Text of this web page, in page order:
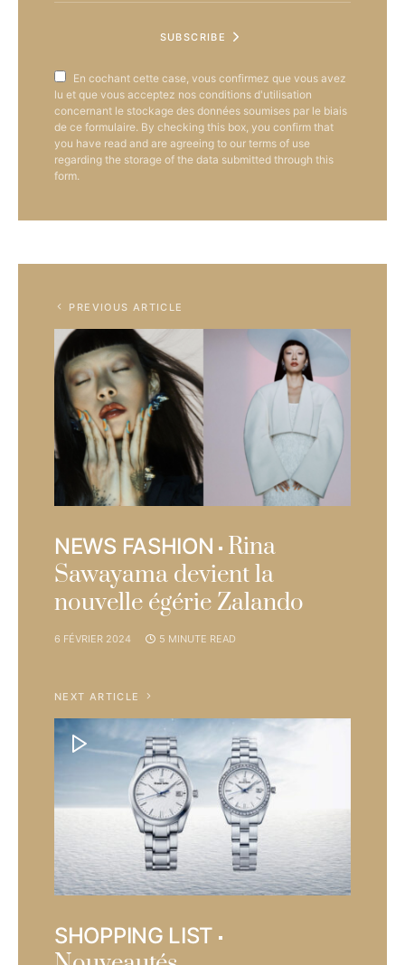
SUBSCRIBE
En cochant cette case, vous confirmez que vous avez
lu et que vous acceptez nos conditions d'utilisation
concernant le stockage des données soumises par le biais
de ce formulaire. By checking this box, you confirm that
you have read and are agreeing to our terms of use
regarding the storage of the data submitted through this
form.
PREVIOUS ARTICLE
NEWS FASHION
Rina
Sawayama devient la
nouvelle égérie Zalando
6 FÉVRIER 2024 5 MINUTE READ
NEXT ARTICLE
SHOPPING LIST